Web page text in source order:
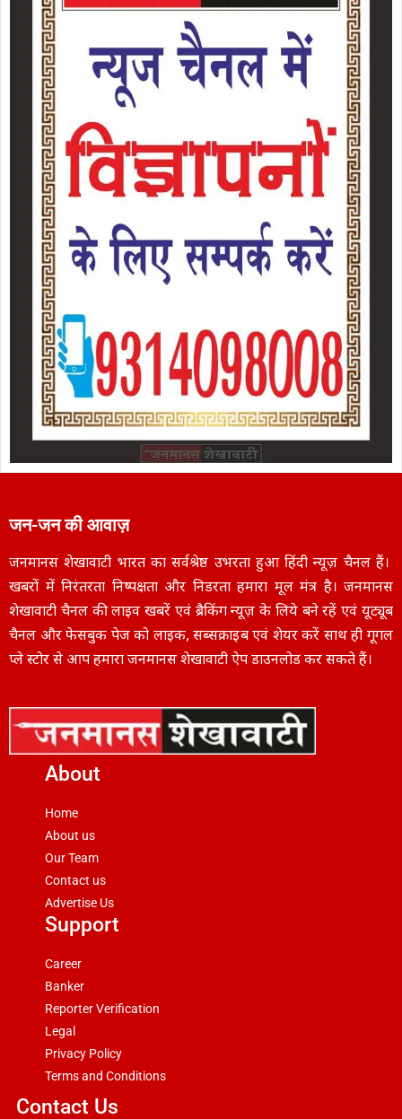
जन-जन की आवाज़
जनमानस शेखावाटी भारत का सर्वश्रेष्ठ उभरता हुआ हिंदी न्यूज़ चैनल हैं।
खबरों में निरंतरता निष्पक्षता और निडरता हमारा मूल मंत्र है। जनमानस
शेखावाटी चैनल की लाइव खबरें एवं ब्रैकिंग न्यूज़ के लिये बने रहें एवं यूट्यूब
चैनल और फेसबुक पेज को लाइक, सब्सक्राइब एवं शेयर करें साथ ही गूगल
प्ले स्टोर से आप हमारा जनमानस शेखावाटी ऐप डाउनलोड कर सकते हैं।
About
Home
About us
Our Team
Contact us
Advertise Us
Support
Career
Banker
Reporter Verification
Legal
Privacy Policy
Terms and Conditions
Contact Us